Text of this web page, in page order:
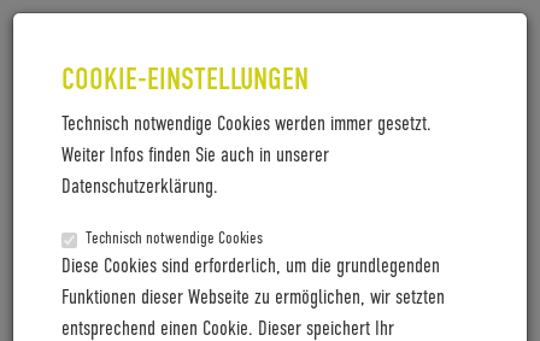
COOKIE-EINSTELLUNGEN
Technisch notwendige Cookies werden immer gesetzt.
Weiter Infos finden Sie auch in unserer
Datenschutzerklärung.
Technisch notwendige Cookies
Diese Cookies sind erforderlich, um die grundlegenden
Funktionen dieser Webseite zu ermöglichen, wir setzten
entsprechend einen Cookie. Dieser speichert Ihr
CHARMANT DURCH STADT UND
LAND